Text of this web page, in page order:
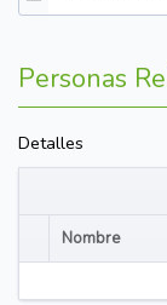
Personas
Detalles
Nombre